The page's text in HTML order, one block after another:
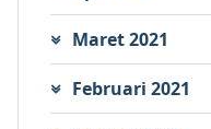
Maret 2021
Februari 2021